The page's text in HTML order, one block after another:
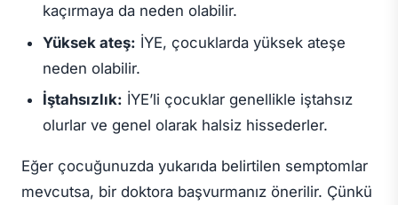
kaçırmaya da neden olabilir.
Yüksek ateş: İYE, çocuklarda yüksek ateşe
neden olabilir.
İştahsızlık: İYE’li çocuklar genellikle iştahsız
olurlar ve genel olarak halsiz hissederler.
Eğer çocuğunuzda yukarıda belirtilen semptomlar
mevcutsa, bir doktora başvurmanız önerilir. Çünkü